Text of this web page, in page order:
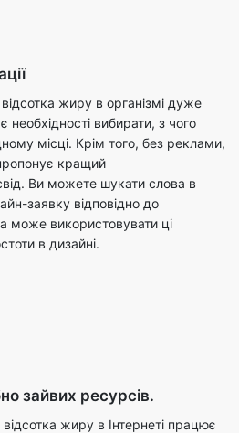
жиру в організмі дуже
вибирати, з чого
місці. Крім того, без реклами,
кращий
Ви можете шукати слова в
заявку відповідно до
може використовувати ці
в дизайні.
зайвих ресурсів.
жиру в Інтернеті працює